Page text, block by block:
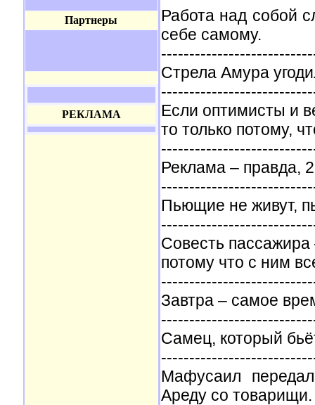
Партнеры
РЕКЛАМА
Работа над собой
себе самому.
Стрела Амура
Если оптимисты и
то только потому,
Реклама – правда,
Пьющие не живут,
Совесть
потому что с ним
Завтра – самое
Самец, который
Мафусаил
Ареду со товарищи.